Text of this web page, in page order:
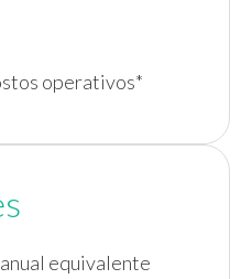
operativos*
equivalente